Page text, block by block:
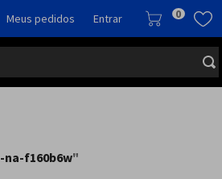
Meus pedidos Entrar 0
f160b6w"